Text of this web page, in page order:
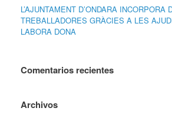
L’AJUNTAMENT D’ONDARA INCORPORA
TREBALLADORES GRÀCIES A LES
LABORA DONA
Comentarios recientes
Archivos